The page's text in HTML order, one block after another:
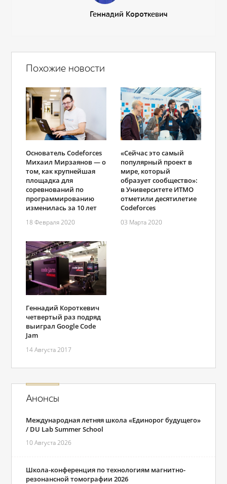
Геннадий Короткевич
Похожие новости
Основатель Codeforces
Михаил Мирзаянов — о
том, как крупнейшая
площадка для
соревнований по
программированию
изменилась за 10 лет
18 Февраля 2020
«Сейчас это самый
популярный проект в
мире, который
образует сообщество»:
в Университете ИТМО
отметили десятилетие
Codeforces
03 Марта 2020
Геннадий Короткевич
четвертый раз подряд
выиграл Google Code
Jam
14 Августа 2017
Анонсы
Международная летняя школа «Единорог будущего»
/ DU Lab Summer School
10 Августа 2026
Школа-конференция по технологиям магнитно-
резонансной томографии 2026